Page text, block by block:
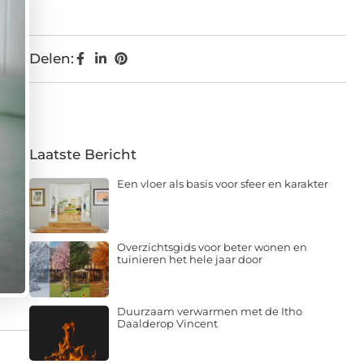
Delen:
Laatste Bericht
Een vloer als basis voor sfeer en karakter
Overzichtsgids voor beter wonen en
tuinieren het hele jaar door
Duurzaam verwarmen met de Itho
Daalderop Vincent